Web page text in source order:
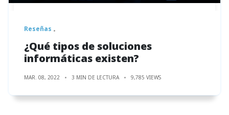
Reseñas
¿Qué tipos de soluciones
informáticas existen?
MAR. 08, 2022 3 MIN DE LECTURA 9,785 VIEWS